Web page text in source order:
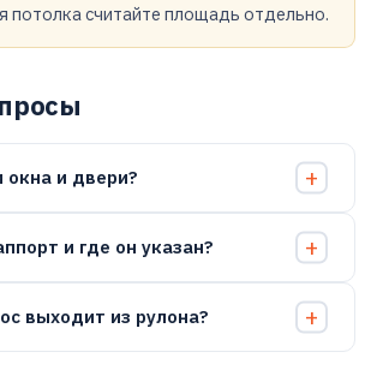
потолка считайте площадь отдельно.
окна и двери?
и где он указан?
выходит из рулона?